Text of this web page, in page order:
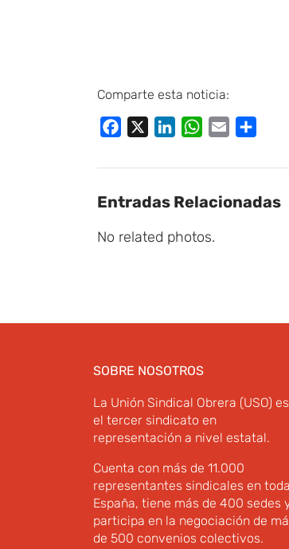
Comparte esta noticia:
Facebook LinkedInWhatsApp
Email
Entradas Relacionadas
No related photos.
SOBRE NOSOTROS
La Unión Sindical Obrera (USO) es
el tercer sindicato en
representación a nivel estatal.
Cuenta con más de 11.000
representantes sindicales en toda
España, tiene más de 400 sedes
participa en la negociación de
de 500 convenios colectivos.